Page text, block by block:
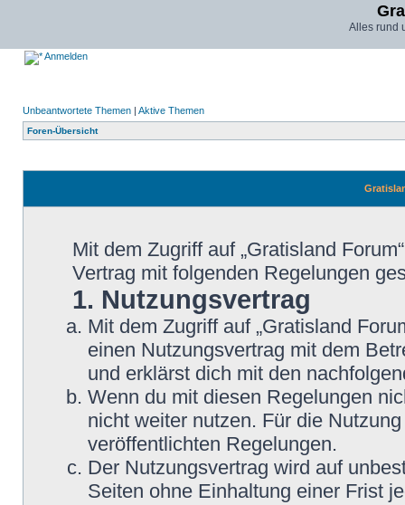
Alles rund
Anmelden
Unbeantwortete Themen | Aktive Themen
Foren-Übersicht
Mit dem Zugriff auf „Gratisland
Vertrag mit folgenden Regelungen
1. Nutzungsvertrag
Mit dem Zugriff auf „Gratisland
einen Nutzungsvertrag mit dem
und erklärst dich mit den
Wenn du mit diesen Regelungen
nicht weiter nutzen. Für die
veröffentlichten Regelungen.
Der Nutzungsvertrag wird auf
Seiten ohne Einhaltung einer Frist